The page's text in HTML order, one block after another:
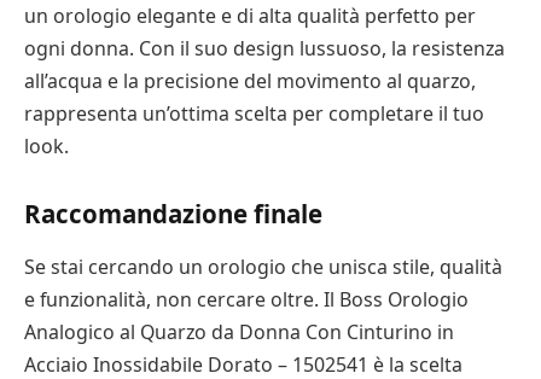
un orologio elegante e di alta qualità perfetto per
ogni donna. Con il suo design lussuoso, la resistenza
all’acqua e la precisione del movimento al quarzo,
rappresenta un’ottima scelta per completare il tuo
look.
Raccomandazione finale
Se stai cercando un orologio che unisca stile, qualità
e funzionalità, non cercare oltre. Il Boss Orologio
Analogico al Quarzo da Donna Con Cinturino in
Acciaio Inossidabile Dorato – 1502541 è la scelta